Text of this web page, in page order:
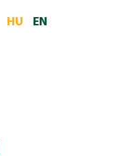
HU
EN